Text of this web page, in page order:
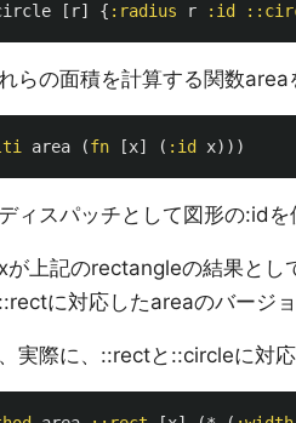
[ r] { :radius r :id
らの面積を計算する関数
area (fn [x] ( :id x)))
ィスパッチとして図形の:id
が上記のrectangleの結果と
に対応したareaのバージ
実際に、::rectと::circleに対